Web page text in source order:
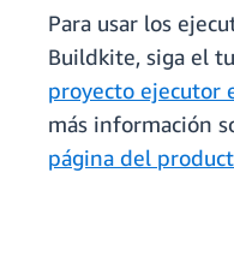
Para usar los
Buildkite, siga el
proyecto ejecutor
más información
página del